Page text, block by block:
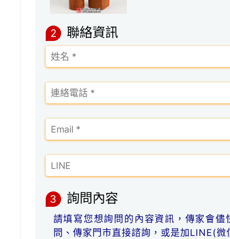
2 聯絡資訊
3 詢問內容
請填寫您想詢問的內容資訊，傳家會
問、傳家門市直接諮詢，或是加LINE(微